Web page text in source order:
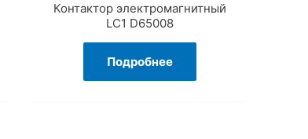
Контактор электромагнитный
LC1 D65008
Подробнее